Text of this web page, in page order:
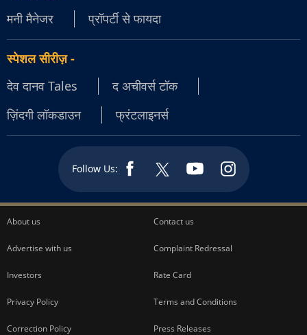
मनी मैनेजर
प्रॉपर्टी से फायदा
स्पेशल सीरीज़-
देव दानव Tales
द अचीवर्स टॉक
ज़िंदगी लॉकडाउन
फ्रंटलाइनर्स
Follow Us:
About us Contact us
Advertise with us Complaint Redressal
Investors Rate Card
Privacy Policy Terms and Conditions
Correction Policy Press Releases